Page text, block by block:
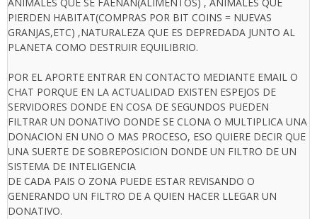
PIERDEN HABITAT(COMPRAS POR BIT COINS = NUEVAS
GRANJAS,ETC) ,NATURALEZA QUE ES DEPREDADA JUNTO AL
PLANETA COMO DESTRUIR EQUILIBRIO.
POR EL APORTE ENTRAR EN CONTACTO MEDIANTE EMAIL O
CHAT PORQUE EN LA ACTUALIDAD EXISTEN ESPEJOS DE
SERVIDORES DONDE EN COSA DE SEGUNDOS PUEDEN
FILTRAR UN DONATIVO DONDE SE CLONA O MULTIPLICA UNA
DONACION EN UNO O MAS PROCESO, ESO QUIERE DECIR QUE
UNA SUERTE DE SOBREPOSICION DONDE UN FILTRO DE UN
SISTEMA DE INTELIGENCIA
DE CADA PAIS O ZONA PUEDE ESTAR REVISANDO O
GENERANDO UN FILTRO DE A QUIEN HACER LLEGAR UN
DONATIVO.